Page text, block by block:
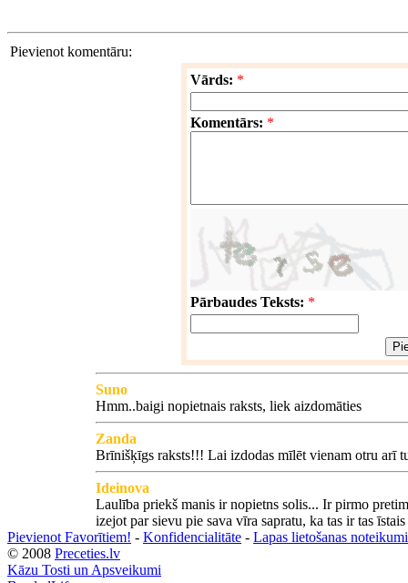
Pievienot komentāru:
Vārds: *
Komentārs: *
Pārbaudes Teksts: *
Suno
Hmm..baigi nopietnais raksts, liek aizdomāties
Zanda
Brīnišķīgs raksts!!! Lai izdodas mīlēt vienam otru arī
Ideinova
Laulība priekš manis ir nopietns solis... Ir pirmo
izejot par sievu pie sava vīra sapratu, ka tas ir tas
Pievienot Favorītiem! - Konfidencialitāte - Lapas lietošanas noteikumi
© 2008 Preceties.lv
Kāzu Tosti un Apsveikumi